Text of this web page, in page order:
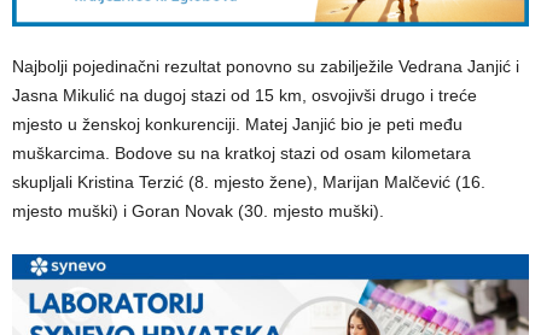
Najbolji pojedinačni rezultat ponovno su zabilježile Vedrana Janjić i
Jasna Mikulić na dugoj stazi od 15 km, osvojivši drugo i treće
mjesto u ženskoj konkurenciji. Matej Janjić bio je peti među
muškarcima. Bodove su na kratkoj stazi od osam kilometara
skupljali Kristina Terzić (8. mjesto žene), Marijan Malčević (16.
mjesto muški) i Goran Novak (30. mjesto muški).